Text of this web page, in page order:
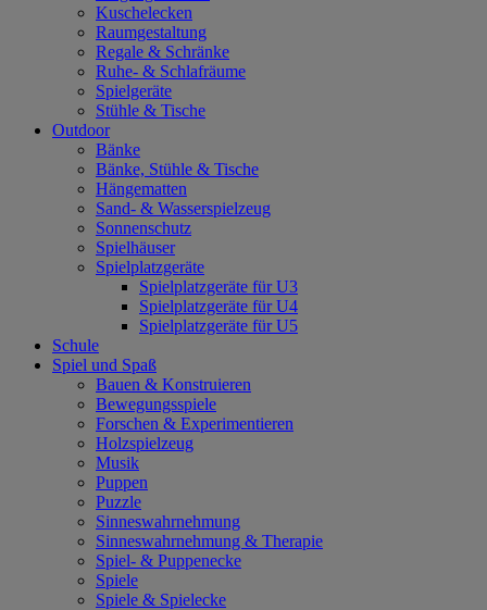
Kuschelecken
Raumgestaltung
Regale & Schränke
Ruhe- & Schlafräume
Spielgeräte
Stühle & Tische
Outdoor
Bänke
Bänke, Stühle & Tische
Hängematten
Sand- & Wasserspielzeug
Sonnenschutz
Spielhäuser
Spielplatzgeräte
Spielplatzgeräte für U3
Spielplatzgeräte für U4
Spielplatzgeräte für U5
Schule
Spiel und Spaß
Bauen & Konstruieren
Bewegungsspiele
Forschen & Experimentieren
Holzspielzeug
Musik
Puppen
Puzzle
Sinneswahrnehmung
Sinneswahrnehmung & Therapie
Spiel- & Puppenecke
Spiele
Spiele & Spielecke